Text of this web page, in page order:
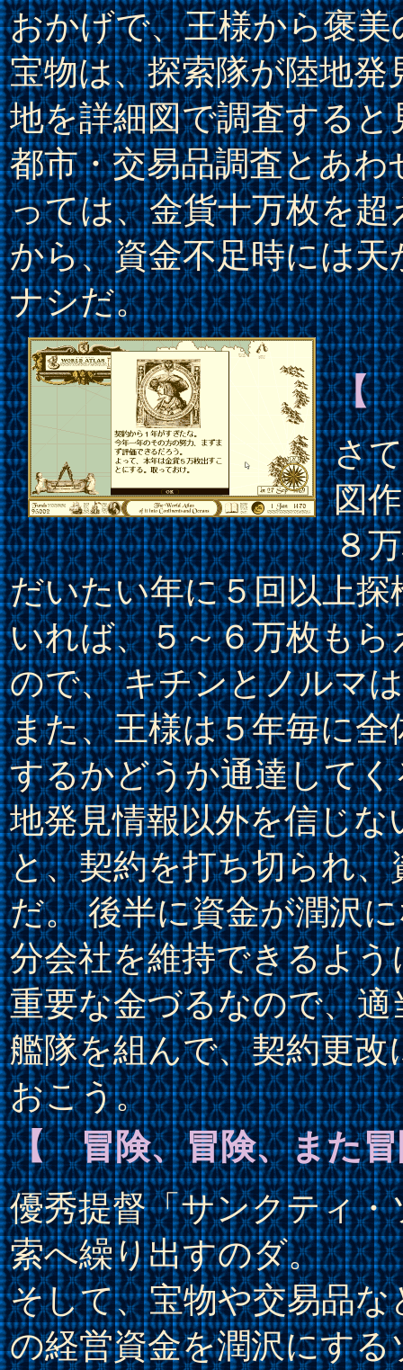
おかげで、王様から褒
宝物は、探索隊が陸地
地を詳細図で調査する
都市・交易品調査とあ
っては、金貨十万枚を
から、資金不足時には
ナシだ。
【
さ
図
８
だいたい年に５回以上
いれば、５～６万枚も
ので、 キチンとノルマ
また、王様は５年毎に
するかどうか通達して
地発見情報以外を信じ
と、契約を打ち切られ
だ。 後半に資金が潤沢
分会社を維持できるよ
重要な金づるなので、
艦隊を組んで、契約更
おこう。
【 冒険、冒険、また
優秀提督「サンクティ
索へ繰り出すのダ。
そして、宝物や交易品
の経営資金を潤沢にする